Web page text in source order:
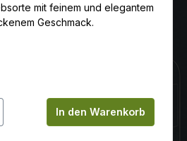
mit feinem und elegantem
Geschmack.
Gib den
In den Warenkorb